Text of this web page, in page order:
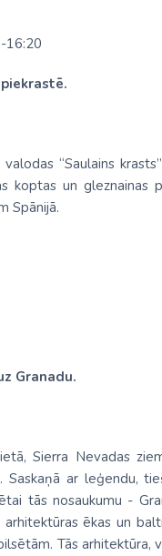
16:20
“Saulains
koptas un
Spānijā.
Granadu.
Sierra Nevadas
ar leģendu,
tās nosaukumu -
arhitektūras ēkas un
Tās